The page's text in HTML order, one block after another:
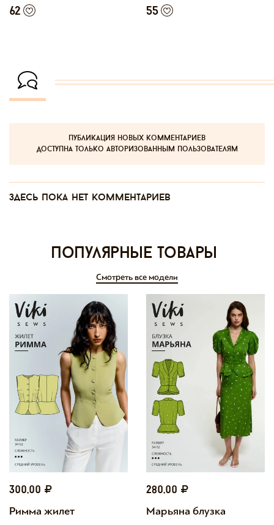
62 55
публикация новых комментариев
доступна только авторизованным пользователям
Здесь пока нет комментариев
Популярные товары
Смотреть все модели
300,00
Римма жилет
280,00
Марьяна блузка